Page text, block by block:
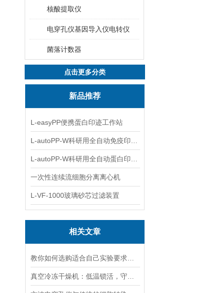
核酸提取仪
电穿孔仪基因导入仪电转仪
菌落计数器
点击更多分类
新品推荐
L-easyPP便携蛋白印迹工作站
一次性连续流细胞分离离心机
L-VF-1000玻璃砂芯过滤装置
相关文章